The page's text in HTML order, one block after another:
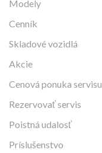
Modely
Cenník
Skladové vozidlá
Akcie
Cenová ponuka servisu
Rezervovať servis
Poistná udalosť
Príslušenstvo